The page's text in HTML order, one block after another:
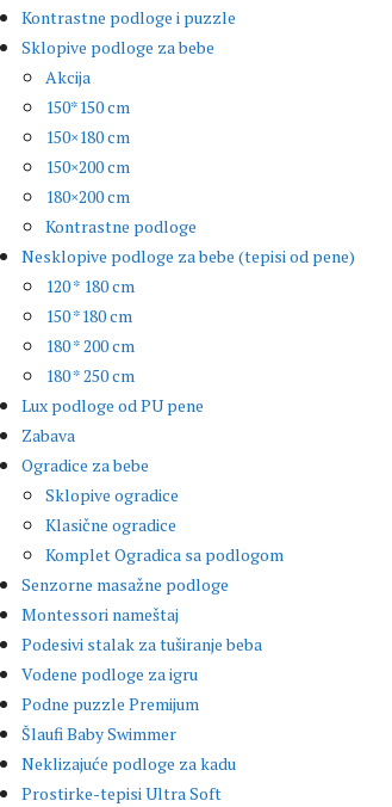
Kontrastne podloge i puzzle
Sklopive podloge za bebe
Akcija
150*150 cm
150×180 cm
150×200 cm
180×200 cm
Kontrastne podloge
Nesklopive podloge za bebe (tepisi od pene)
120 * 180 cm
150 *180 cm
180 * 200 cm
180 * 250 cm
Lux podloge od PU pene
Zabava
Ogradice za bebe
Sklopive ogradice
Klasične ogradice
Komplet Ogradica sa podlogom
Senzorne masažne podloge
Montessori nameštaj
Podesivi stalak za tuširanje beba
Vodene podloge za igru
Podne puzzle Premijum
Šlaufi Baby Swimmer
Neklizajuće podloge za kadu
Prostirke-tepisi Ultra Soft